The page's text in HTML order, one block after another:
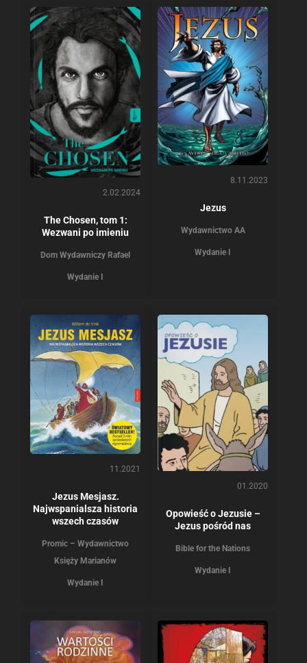
2.02.2024
The Chosen, tom 1:
Wezwani po imieniu
Dom Wydawniczy Rafael
Wydanie I
8.11.2023
Jezus
Wydawnictwo AA
Wydanie I
11.2021
Jezus Mesjasz.
Najwspanialsza historia
wszech czasów
Promic – Wydawnictwo
Księży Marianów
Wydanie I
01.2020
Opowieść o Jezusie –
Jezus pośród nas
Bible for the Nations
Wydanie I